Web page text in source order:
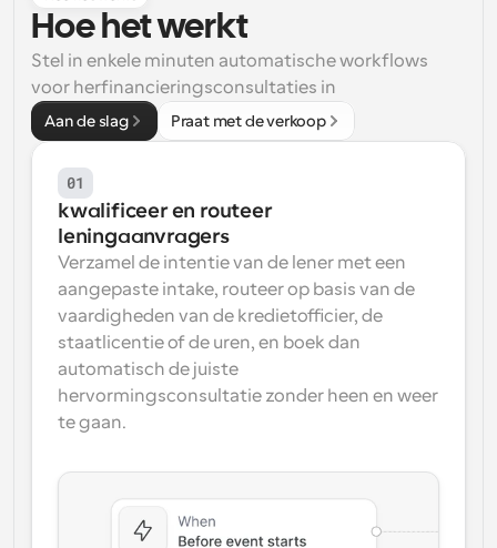
Workflow
Automatiseer planning en herinneringen
Blog
Blijf op de hoogte van het laatste nieuws en updates
Instant Vergaderingen
Ontmoet cliënten binnen enkele minuten
Boek naadloos vergaderingen met meerdere mensen
Ontvang een melding wanneer er iets gebeurt
Hoe het werkt
Stel in enkele minuten automatische workflows
voor herfinancieringsconsultaties in
Aan de slag Praat met de verkoop
01
kwalificeer en routeer
leningaanvragers
Verzamel de intentie van de lener met een
aangepaste intake, routeer op basis van de
vaardigheden van de kredietofficier, de
staatlicentie of de uren, en boek dan
automatisch de juiste
hervormingsconsultatie zonder heen en weer
te gaan.